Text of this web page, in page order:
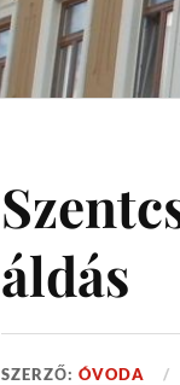
áldás
SZERZŐ:ÓVODA